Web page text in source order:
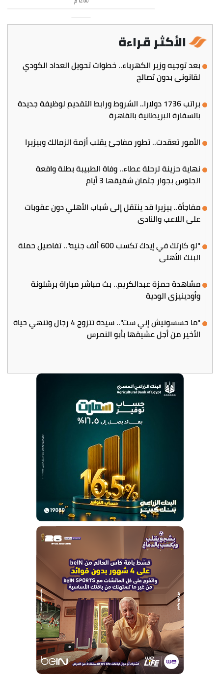
الأكثر قراءة
بعد توجيه وزير الكهرباء.. خطوات تحويل العداد الكودي
لقانوني بدون تصالح
براتب 1736 دولارا.. الشروط ورابط التقديم لوظيفة جديدة
بالسفارة البريطانية بالقاهرة
الأمور تعقدت.. تطور مفاجئ يقلب أزمة الزمالك وبيزيرا
نهاية حزينة لرحلة عطاء.. وفاة الطبيبة بطلة واقعة
الجلوس بجوار جثمان شقيقها 3 أيام
مفاجأة.. بيزيرا قد ينتقل إلى شباب الأهلي دون عقوبات
على اللاعب والنادي
"لو كارتك في إيدك تكسب 600 ألف جنيه".. تفاصيل حملة
البنك الأهلي
مشاهدة حمزة عبدالكريم.. بث مباشر مباراة برشلونة
وأودينيزي الودية
"ما حسسونيش إني ست".. سيدة تتزوج 4 رجال وتنهي حياة
الأخير من أجل عشيقها بأبو النمرس